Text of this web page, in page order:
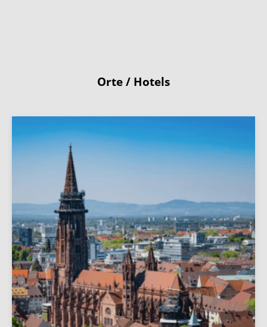
Orte / Hotels